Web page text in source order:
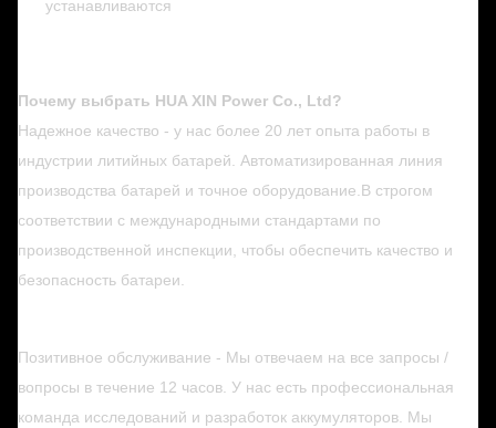
устанавливаются
Почему выбрать HUA XIN Power Co., Ltd?
Надежное качество - у нас более 20 лет опыта работы в
индустрии литийных батарей. Автоматизированная линия
производства батарей и точное оборудование.В строгом
соответствии с международными стандартами по
производственной инспекции, чтобы обеспечить качество и
безопасность батареи.
Позитивное обслуживание - Мы отвечаем на все запросы /
вопросы в течение 12 часов. У нас есть профессиональная
команда исследований и разработок аккумуляторов. Мы